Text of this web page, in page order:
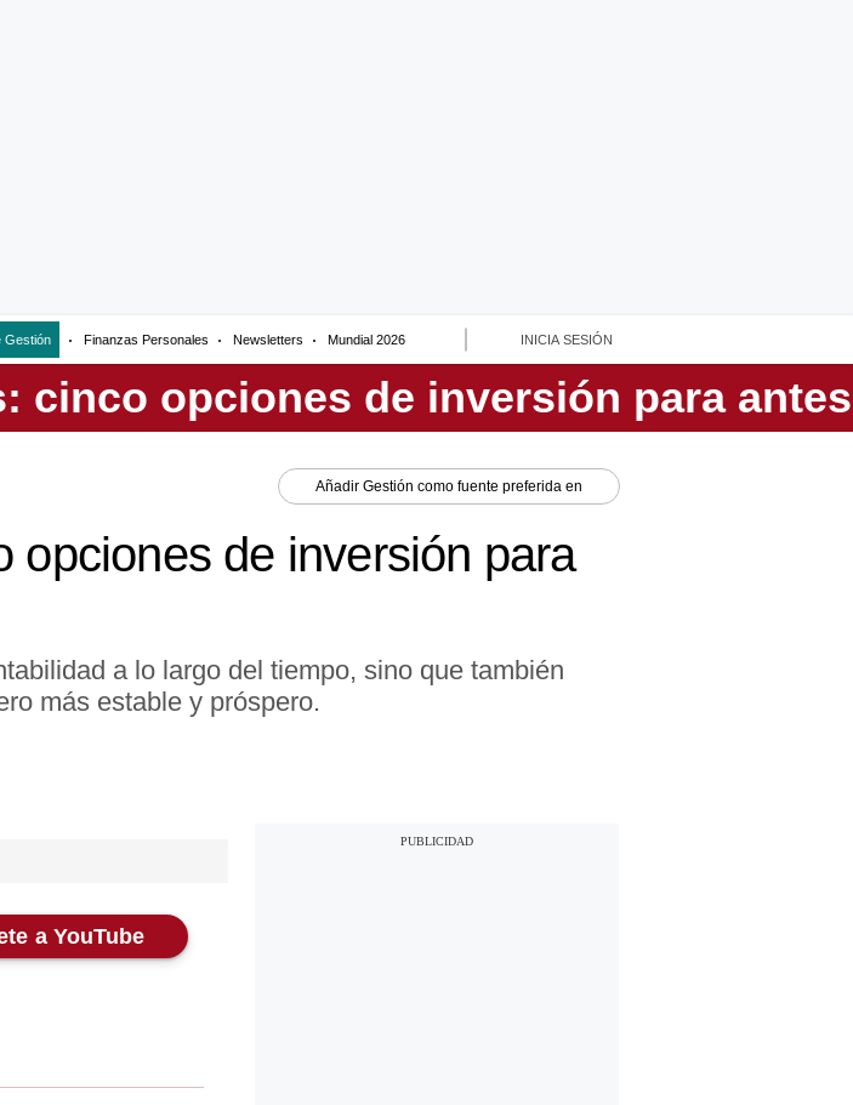
Gestión Finanzas Personales Newsletters Mundial 2026 INICIA SESIÓN
Añadir Gestión como fuente preferida en
opciones de inversión para
a lo largo del tiempo, sino que también
más estable y próspero.
a YouTube